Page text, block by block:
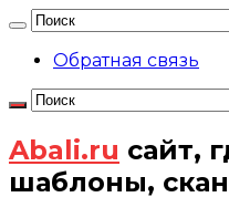
Обратная связь
Abali.ru сайт,
шаблоны,